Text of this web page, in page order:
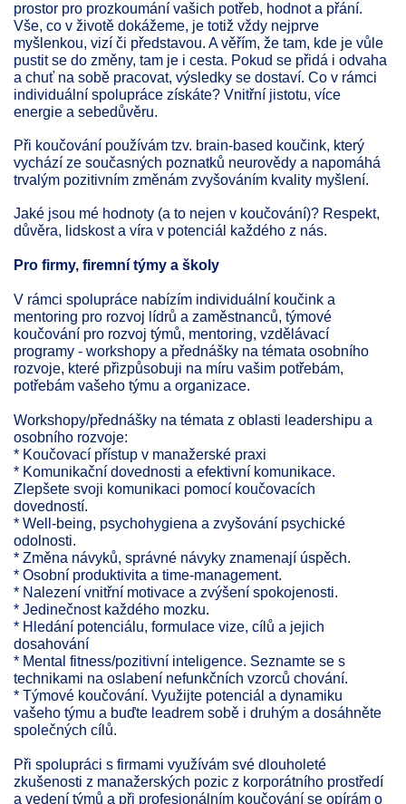
prostor pro prozkoumání vašich potřeb, hodnot a přání.
Vše, co v životě dokážeme, je totiž vždy nejprve
myšlenkou, vizí či představou. A věřím, že tam, kde je vůle
pustit se do změny, tam je i cesta. Pokud se přidá i odvaha
a chuť na sobě pracovat, výsledky se dostaví. Co v rámci
individuální spolupráce získáte? Vnitřní jistotu, více
energie a sebedůvěru.
Při koučování používám tzv. brain-based koučink, který
vychází ze současných poznatků neurovědy a napomáhá
trvalým pozitivním změnám zvyšováním kvality myšlení.
Jaké jsou mé hodnoty (a to nejen v koučování)? Respekt,
důvěra, lidskost a víra v potenciál každého z nás.
Pro firmy, firemní týmy a školy
V rámci spolupráce nabízím individuální koučink a
mentoring pro rozvoj lídrů a zaměstnanců, týmové
koučování pro rozvoj týmů, mentoring, vzdělávací
programy - workshopy a přednášky na témata osobního
rozvoje, které přizpůsobuji na míru vašim potřebám,
potřebám vašeho týmu a organizace.
Workshopy/přednášky na témata z oblasti leadershipu a
osobního rozvoje:
* Koučovací přístup v manažerské praxi
* Komunikační dovednosti a efektivní komunikace.
Zlepšete svoji komunikaci pomocí koučovacích
dovedností.
* Well-being, psychohygiena a zvyšování psychické
odolnosti.
* Změna návyků, správné návyky znamenají úspěch.
* Osobní produktivita a time-management.
* Nalezení vnitřní motivace a zvýšení spokojenosti.
* Jedinečnost každého mozku.
* Hledání potenciálu, formulace vize, cílů a jejich
dosahování
* Mental fitness/pozitivní inteligence. Seznamte se s
technikami na oslabení nefunkčních vzorců chování.
* Týmové koučování. Využijte potenciál a dynamiku
vašeho týmu a buďte leadrem sobě i druhým a dosáhněte
společných cílů.
Při spolupráci s firmami využívám své dlouholeté
zkušenosti z manažerských pozic z korporátního prostředí
a vedení týmů a při profesionálním koučování se opírám o